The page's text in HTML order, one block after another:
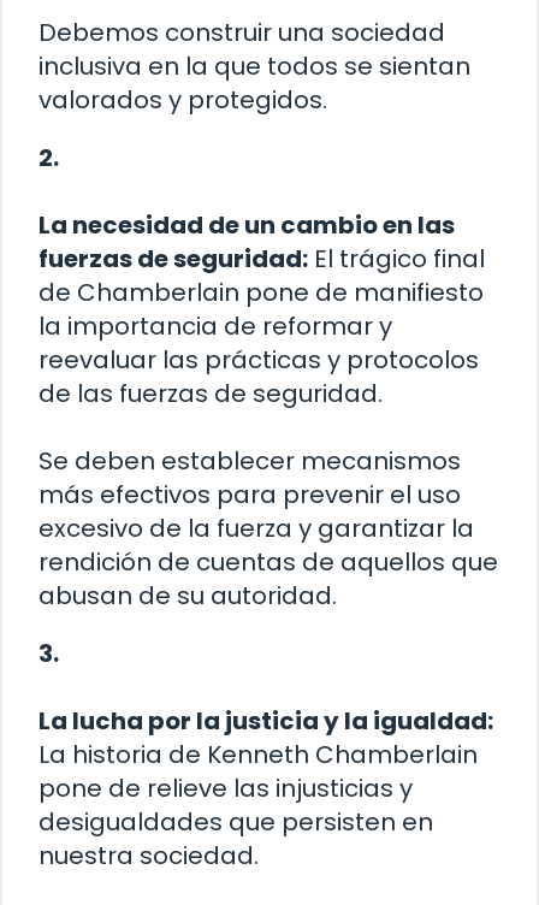
Debemos construir una sociedad
inclusiva en la que todos se sientan
valorados y protegidos.
2.
La necesidad de un cambio en las
fuerzas de seguridad: El trágico final
de Chamberlain pone de manifiesto
la importancia de reformar y
reevaluar las prácticas y protocolos
de las fuerzas de seguridad.
Se deben establecer mecanismos
más efectivos para prevenir el uso
excesivo de la fuerza y garantizar la
rendición de cuentas de aquellos que
abusan de su autoridad.
3.
La lucha por la justicia y la igualdad:
La historia de Kenneth Chamberlain
pone de relieve las injusticias y
desigualdades que persisten en
nuestra sociedad.